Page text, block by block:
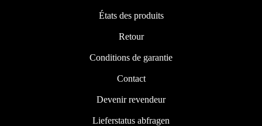
États des produits
Retour
Conditions de garantie
Contact
Devenir revendeur
Lieferstatus abfragen